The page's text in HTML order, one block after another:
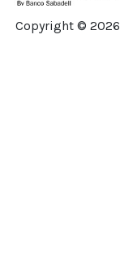
Copyright © 2026